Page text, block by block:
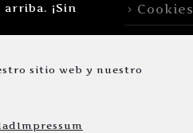
sitio web y nuestro
Impressum
¡Sin
Cookies